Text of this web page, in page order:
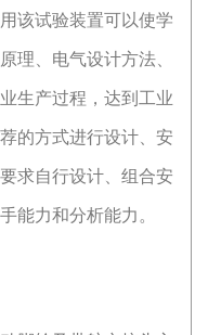
该试验装置可以使学
理、电气设计方法、
生产过程，达到工业
的方式进行设计、安
求自行设计、组合安
能力和分析能力。